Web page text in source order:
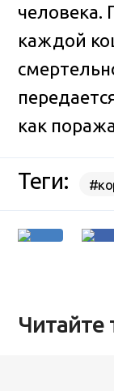
человека.
каждой
как
Теги:
Читайте